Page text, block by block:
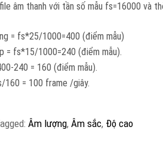
âm thanh với tần số mẫu fs=16000 và
= fs*25/1000=400 (điểm mẫu)
= fs*15/1000=240 (điểm mẫu).
240 = 160 (điểm mẫu).
160 = 100 frame /giây.
Âm lượng,Âm sắc, Độ cao